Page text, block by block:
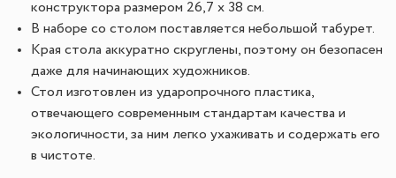
конструктора размером 26,7 x 38 см.
В наборе со столом поставляется небольшой табурет.
Края стола аккуратно скруглены, поэтому он безопасен
даже для начинающих художников.
Стол изготовлен из ударопрочного пластика,
отвечающего современным стандартам качества и
экологичности, за ним легко ухаживать и содержать его
в чистоте.